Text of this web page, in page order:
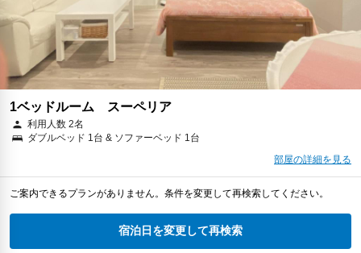
1ベッドルーム スーペリア
利用人数 2名
ダブルベッド 1台 & ソファーベッド 1台
部屋の詳細を見る
ご案内できるプランがありません。条件を変更して再検索してください。
宿泊日を変更して再検索